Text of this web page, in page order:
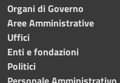
Organi di Governo
Aree Amministrative
Uffici
Enti e fondazioni
Politici